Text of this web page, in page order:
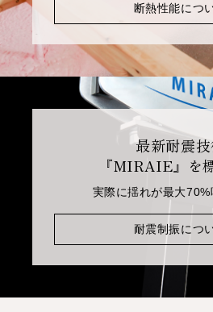
断熱性能につ
最新耐震
『MIRAIE』を
実際に揺れが最大
耐震制振につ